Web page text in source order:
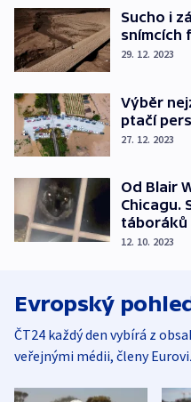
Sucho i
snímcích
29. 12. 2023
Výběr
ptačí
27. 12. 2023
Od Blair
Chicagu.
táboráků
12. 10. 2023
Evropský
ČT24 každý den vybírá z
veřejnými médii, členy